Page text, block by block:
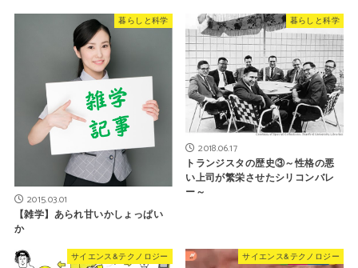
暮らしと科学
2015.03.01
【雑学】あられ甘いかしょっぱい
か
暮らしと科学
2018.06.17
トランジスタの歴史③～性格の悪
い上司が繁栄させたシリコンバレ
ー～
サイエンス&テクノロジー サイエンス&テクノロジー